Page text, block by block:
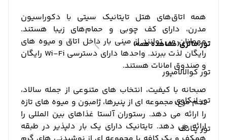
تور مالزی(مشاهده همه)
تور کوالالامپور
تور لنکاوی
تور پنانگ
همه اتاق‌های هتل تایتانیک سیتی با دکوراسیون
مدرن، دارای کف چوبی و حمام‌های زیبا هستند.
مهمانان می توانند از مینی بار داخل اتاق و میوه های
رایگان لذت ببرند. واحدها دارای دسترسی Wi-Fi رایگان
و صندوق امانات هستند.
صبحانه با کیفیت، انتخاب های متنوعی از جمله سالاد،
تخم مرغ، مجموعه ای از پنیرها، ژامبون و میوه های تازه
را ارائه می دهد. رستوران آلستا غذاهای بین المللی را
ارائه می دهد. تایتانیک دارای یک بار دلپذیر در طبقه